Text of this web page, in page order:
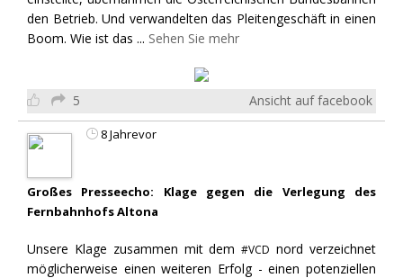
den Betrieb. Und verwandelten das Pleitengeschäft in einen
Boom. Wie ist das ... Sehen Sie mehr
5 Ansicht auf facebook
8 Jahrevor
Großes Presseecho: Klage gegen die Verlegung des
Fernbahnhofs Altona
Unsere Klage zusammen mit dem#VCD nord verzeichnet
möglicherweise einen weiteren Erfolg - einen potenziellen